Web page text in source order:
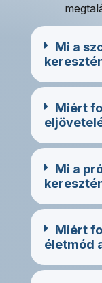
Mi a
Miért
Mi a
Miért
életmód